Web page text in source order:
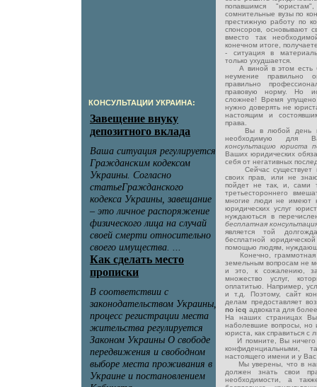
КОНСУЛЬТАЦИИ УКРАИНА:
попавшимся
сомнительные вузы по
престижную работу по
спонсоров, основывают
вместо так
конечном итоге,
- ситуация в
только ухудшается.
А виной в этом есть
неумение правильно
правильно
правовую норму. Но
сложнее! Время
нужно доверять не
настоящим и
права.
Вы в любой день
необходимую для
консультацию юриста
Ваших юридических
себя от негативных
Сейчас существует
своих прав, или не
пойдет не так, и, сами
третьестороннего
многие люди не имеют
юридических услуг
нуждаються в
бесплатная
является той
бесплатной
помощью людям,
Конечно, граммотная и
земельным вопросам не
и это, к сожалению,
множество услуг,
оплатитью. Например,
и т.д. Поэтому, сайт
делам предоставляет
по icq адвоката для
На наших страницах
наболевшие вопросы, но
юриста, как справиться
И помните, Вы ничего
конфиденциальными,
настоящего имени и у Вас
Мы уверены, что в
должен знать свои
необходимости, а